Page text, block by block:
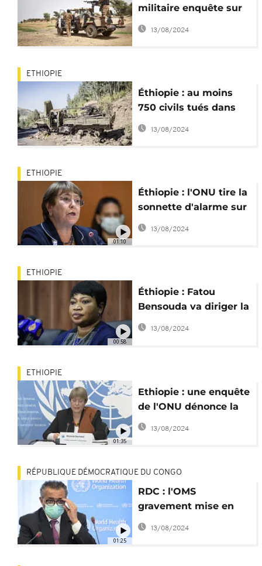
militaire enquête sur
les évènements de
Moura
13/08/2024
ETHIOPIE
Éthiopie : au moins
750 civils tués dans
l'Afar et l'Amhara en 6
mois
13/08/2024
01:10
ETHIOPIE
Éthiopie : l'ONU tire la
sonnette d'alarme sur
des violations graves
13/08/2024
00:58
ETHIOPIE
Éthiopie : Fatou
Bensouda va diriger la
commission d'enquête
13/08/2024
01:35
ETHIOPIE
Ethiopie : une enquête
de l'ONU dénonce la
"brutalité extrême" au
Tigré
13/08/2024
01:25
RÉPUBLIQUE DÉMOCRATIQUE DU CONGO
RDC : l'OMS
gravement mise en
cause dans des
violences sexuelles
13/08/2024